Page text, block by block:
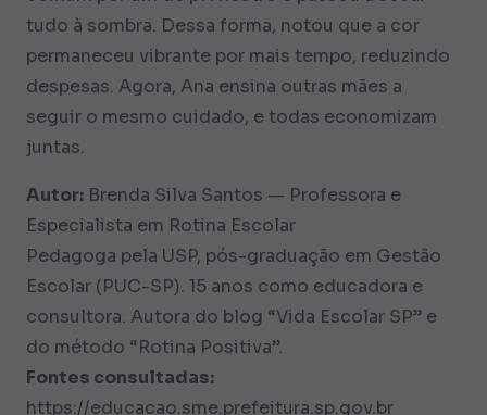
tudo à sombra. Dessa forma, notou que a cor
permaneceu vibrante por mais tempo, reduzindo
despesas. Agora, Ana ensina outras mães a
seguir o mesmo cuidado, e todas economizam
juntas.
Autor: Brenda Silva Santos — Professora e
Especialista em Rotina Escolar
Pedagoga pela USP, pós-graduação em Gestão
Escolar (PUC-SP). 15 anos como educadora e
consultora. Autora do blog “Vida Escolar SP” e
do método “Rotina Positiva”.
Fontes consultadas:
https://educacao.sme.prefeitura.sp.gov.br